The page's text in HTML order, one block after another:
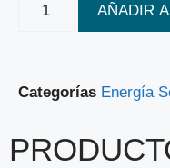
AÑADIR
Categorías Energía